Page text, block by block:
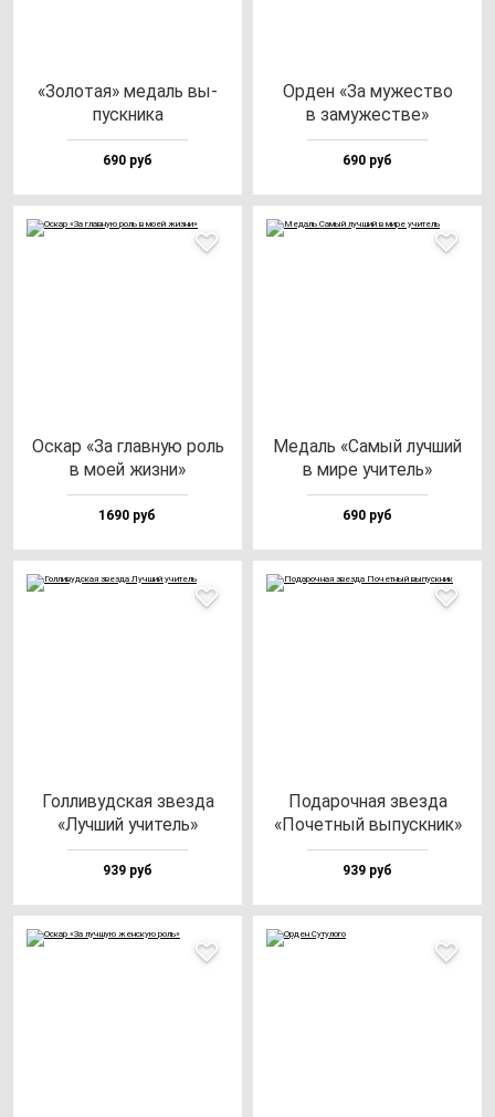
«Золо­тая» ме­даль вы­
пус­кни­ка
690 руб
Орден «За му­жес­тво
в за­му­жес­тве»
690 руб
Оскар «За глав­ную роль
в моей жиз­ни»
1690 руб
Медаль «Самый луч­ший
в ми­ре учи­тель»
690 руб
Гол­ли­вуд­ская звез­да
«Луч­ший учи­тель»
939 руб
Пода­роч­ная звез­да
«Почет­ный вы­пус­кник»
939 руб